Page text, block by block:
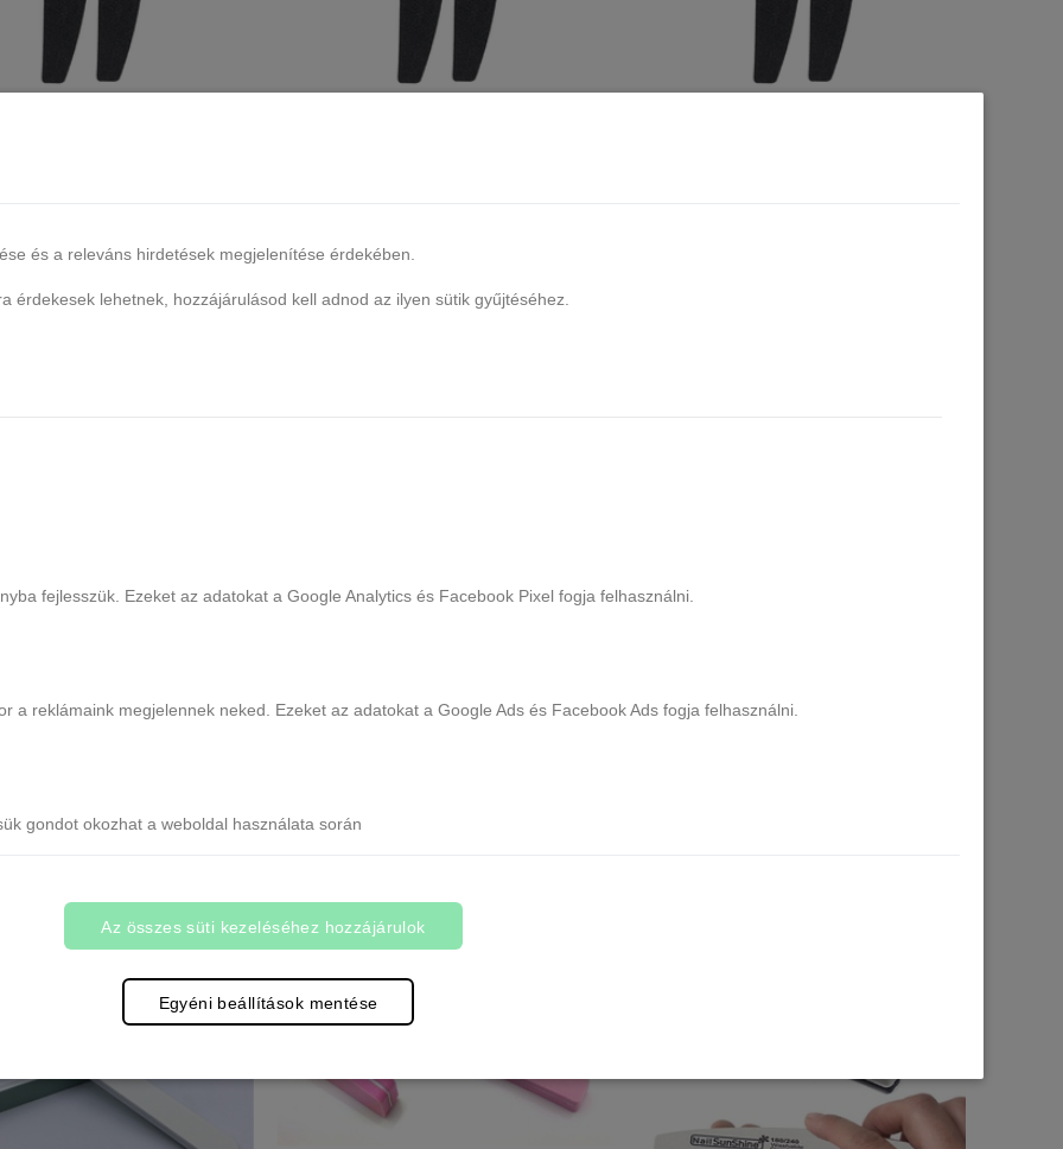
390 Ft
Kosárba Kosárba
XPERT reszelő 100/100 - 1db DARICH XPERT reszelő 80/80 - 1 db
DARICH XPERT reszelő szett - 1 db fém
és a releváns hirdetések megjelenítése érdekében.
érdekesek lehetnek, hozzájárulásod kell adnod az ilyen sütik gyűjtéséhez.
fejlesszük. Ezeket az adatokat a Google Analytics és Facebook Pixel fogja felhasználni.
a reklámaink megjelennek neked. Ezeket az adatokat a Google Ads és Facebook Ads fogja felhasználni.
gondot okozhat a weboldal használata során
Az összes süti kezeléséhez hozzájárulok
Egyéni beállítások mentése